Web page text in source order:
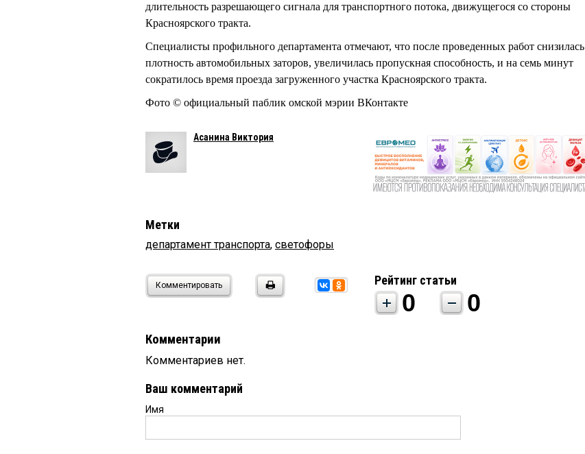
длительность разрешающего сигнала для транспортного потока, движущегося со стороны
Красноярского тракта.
Специалисты профильного департамента отмечают, что после проведенных работ снизилась
плотность автомобильных заторов, увеличилась пропускная способность, и на семь минут
сократилось время проезда загруженного участка Красноярского тракта.
Фото © официальный паблик омской мэрии ВКонтакте
Асанина Виктория
Метки
департамент транспорта, светофоры
Комментировать Рейтинг статьи
0 0
Комментарии
Комментариев нет.
Ваш комментарий
Имя